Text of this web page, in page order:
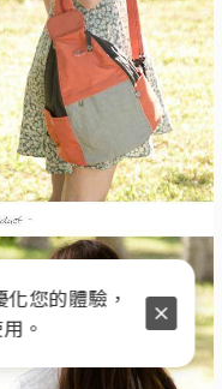
您的體驗，
。